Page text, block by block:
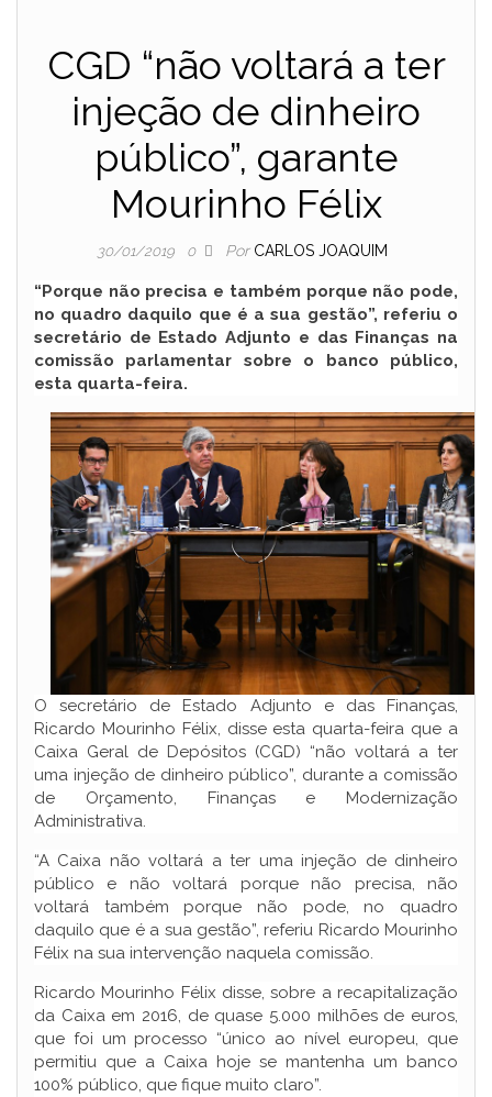
CGD “não voltará a ter
injeção de dinheiro
público”, garante
Mourinho Félix
30/01/2019 0 Por CARLOS JOAQUIM
“Porque não precisa e também porque não pode,
no quadro daquilo que é a sua gestão”, referiu o
secretário de Estado Adjunto e das Finanças na
comissão parlamentar sobre o banco público,
esta quarta-feira.
O secretário de Estado Adjunto e das Finanças,
Ricardo Mourinho Félix, disse esta quarta-feira que a
Caixa Geral de Depósitos (CGD) “não voltará a ter
uma injeção de dinheiro público”, durante a comissão
de Orçamento, Finanças e Modernização
Administrativa.
“A Caixa não voltará a ter uma injeção de dinheiro
público e não voltará porque não precisa, não
voltará também porque não pode, no quadro
daquilo que é a sua gestão”, referiu Ricardo Mourinho
Félix na sua intervenção naquela comissão.
Ricardo Mourinho Félix disse, sobre a recapitalização
da Caixa em 2016, de quase 5.000 milhões de euros,
que foi um processo “único ao nível europeu, que
permitiu que a Caixa hoje se mantenha um banco
100% público, que fique muito claro”.